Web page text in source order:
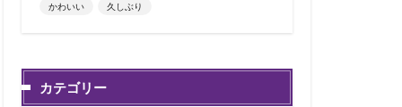
かわいい 久しぶり
カテゴリー